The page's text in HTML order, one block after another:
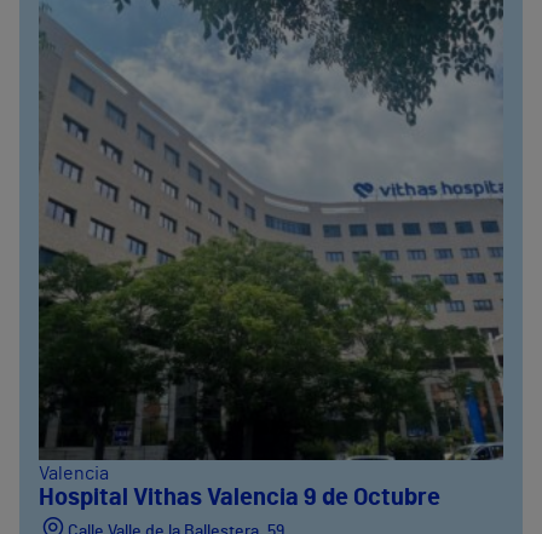
Valencia
Hospital Vithas Valencia 9 de Octubre